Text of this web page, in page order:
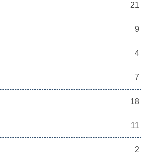
21
9
4
7
18
11
2